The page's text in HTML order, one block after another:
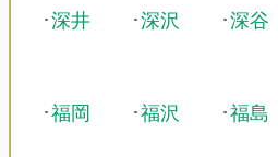
･深井 ･深沢 ･深谷
･福岡 ･福沢 ･福島